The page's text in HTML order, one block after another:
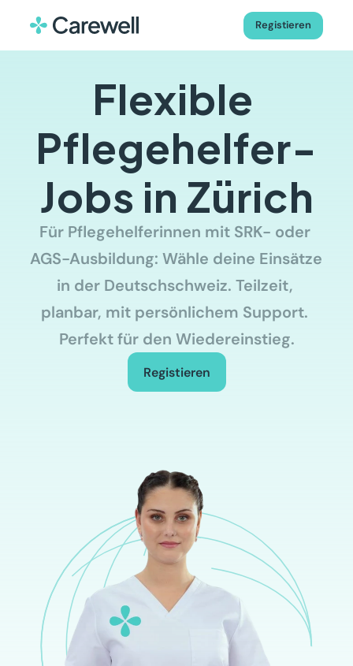
Registieren
Flexible
Pflegehelfer-
Jobs in Zürich
Für Pflegehelferinnen mit SRK- oder
AGS-Ausbildung: Wähle deine Einsätze
in der Deutschschweiz. Teilzeit,
planbar, mit persönlichem Support.
Perfekt für den Wiedereinstieg.
Registieren